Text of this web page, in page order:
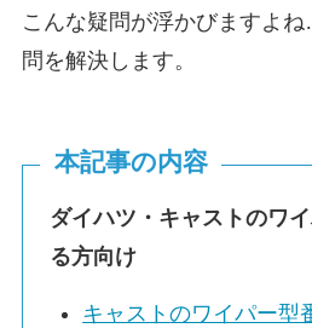
こんな疑問が浮かびますよ
問を解決します。
本記事の内容
ダイハツ・ キャストのワ
る方向け
キャストのワイパー型